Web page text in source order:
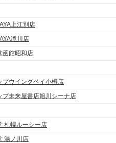
上江別店
滝川店
函館昭和店
プウイングベイ小樽店
プ未来屋書店旭川シーナ店
札幌ルーシー店
湯ノ川店